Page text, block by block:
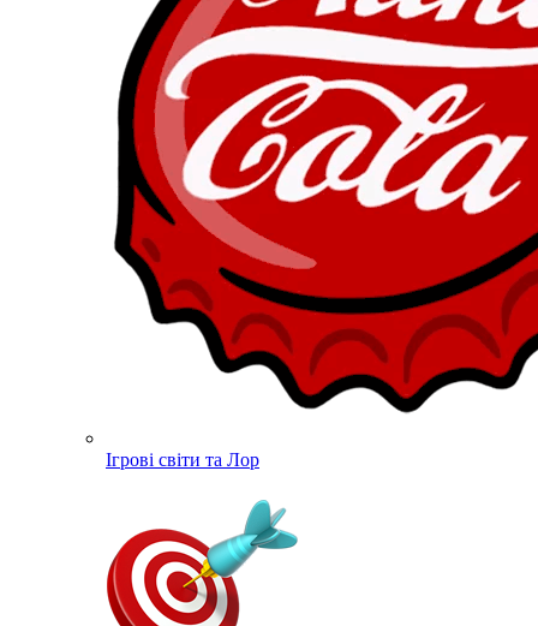
Ігрові світи та Лор